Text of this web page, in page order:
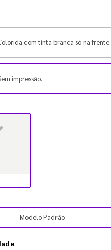
com tinta branca só na frente.
impressão.
Modelo Padrão